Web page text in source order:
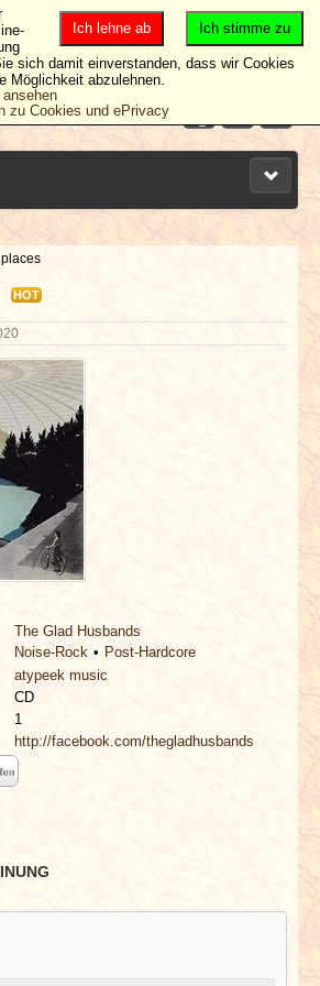
HOT
The Glad Husbands
Noise-Rock
Post-Hardcore
atypeek music
CD
1
http://facebook.com/thegladhusbands
Ich stimme zu
Ich lehne ab
sich damit einverstanden, dass wir Cookies
Möglichkeit abzulehnen.
zu Cookies und ePrivacy